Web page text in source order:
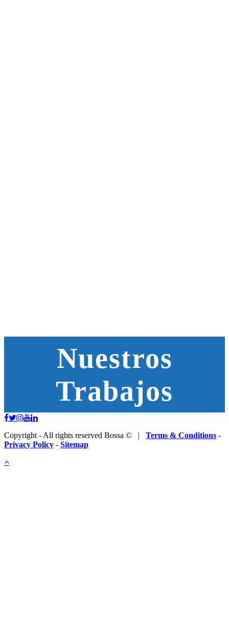
Nuestros
Trabajos
Copyright - All rights reserved Bossa © | Terms & Conditions -
Privacy Policy - Sitemap